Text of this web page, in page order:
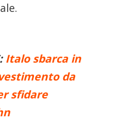
Italo sbarca in
da
sfidare